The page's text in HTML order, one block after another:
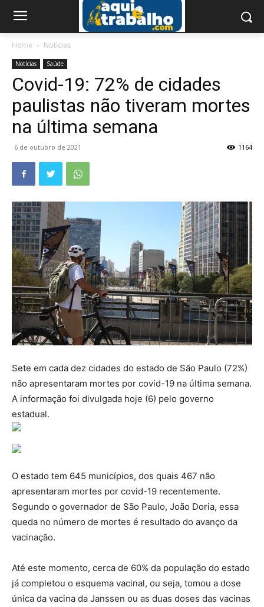
Home Notícias
Notícias Saúde
Covid-19: 72% de cidades
paulistas não tiveram mortes
na última semana
6 de outubro de 2021 1164
Sete em cada dez cidades do estado de São Paulo (72%)
não apresentaram mortes por covid-19 na última semana.
A informação foi divulgada hoje (6) pelo governo
estadual.
O estado tem 645 municípios, dos quais 467 não
apresentaram mortes por covid-19 recentemente.
Segundo o governador de São Paulo, João Doria, essa
queda no número de mortes é resultado do avanço da
vacinação.
Até este momento, cerca de 60% da população do estado
já completou o esquema vacinal, ou seja, tomou a dose
única da vacina da Janssen ou as duas doses das vacinas